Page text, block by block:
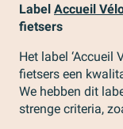
Label Accueil
fietsers
Het label ‘Accueil
fietsers een
We hebben dit
strenge criteria,